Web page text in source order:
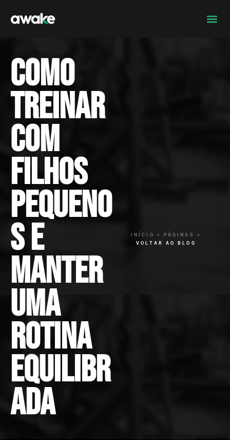
Como
treinar
com
filhos
pequeno
s e
manter
uma
rotina
equilibr
ada
INÍCIO > PÁGINAS >
VOLTAR AO BLOG